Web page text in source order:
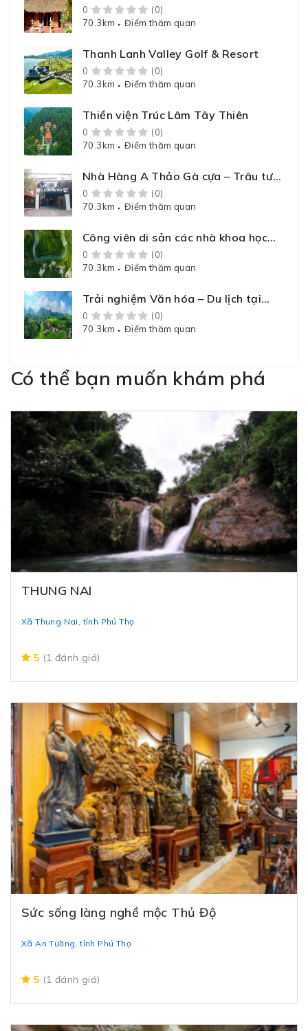
Năm 2010, với sự đồng lòng của Đảng bộ và Nhân
Cả, hướng về ao cá Bác Hồ, dựa trên việc thẩm định
Cổ Pháp lưu giữ. Ngày nay, Văn chỉ không chỉ là một
niềm tin, khát vọng học hành và ý chí vươn lên cho
tiếp tục lan tỏa linh khí đất học, trở thành niềm tự
Đất Tổ
0
(0)
70.3km
Điểm thăm quan
Thanh Lanh Valley Golf & Resort
0
(0)
70.3km
Điểm thăm quan
Thiền viện Trúc Lâm Tây Thiên
0
(0)
70.3km
Điểm thăm quan
Nhà Hàng A Thảo Gà cựa – Trâu tươi
– Cá sông
0
(0)
70.3km
Điểm thăm quan
Công viên di sản các nhà khoa học
Việt Nam (Meddom Park) – Nơi hội tụ
của tri thức và điểm vui chơi lí tưởng
0
(0)
70.3km
Điểm thăm quan
Trải nghiệm Văn hóa – Du lịch tại
điểm Du lịch cộng đồng xóm Mỗ, xã
Thung Nai, tỉnh Phú Thọ
0
(0)
70.3km
Điểm thăm quan
Có thể bạn muốn khám phá
THUNG NAI
Xã Thung Nai, tỉnh Phú Thọ
5 (1 đánh giá)
Sức sống làng nghề mộc Thủ Độ
Xã An Tường, tỉnh Phú Thọ
5 (1 đánh giá)